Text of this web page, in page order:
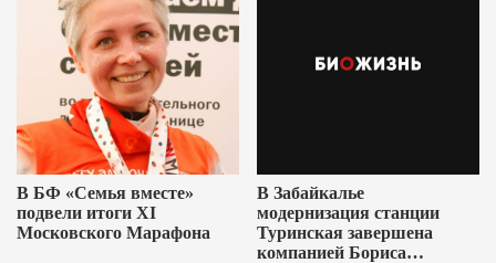
В БФ «Семья вместе»
подвели итоги XI
Московского Марафона
В Забайкалье
модернизация станции
Туринская завершена
компанией Бориса